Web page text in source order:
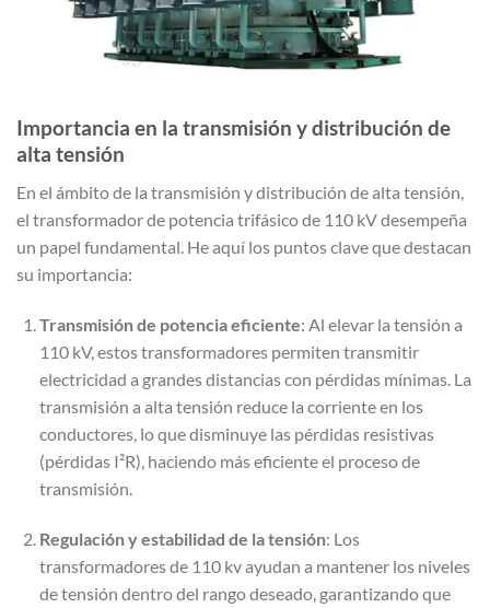
Importancia en la transmisión y distribución de
alta tensión
En el ámbito de la transmisión y distribución de alta tensión,
el transformador de potencia trifásico de 110 kV desempeña
un papel fundamental. He aquí los puntos clave que destacan
su importancia:
Transmisión de potencia eficiente: Al elevar la tensión a
110 kV, estos transformadores permiten transmitir
electricidad a grandes distancias con pérdidas mínimas. La
transmisión a alta tensión reduce la corriente en los
conductores, lo que disminuye las pérdidas resistivas
(pérdidas I²R), haciendo más eficiente el proceso de
transmisión.
Regulación y estabilidad de la tensión: Los
transformadores de 110 kv ayudan a mantener los niveles
de tensión dentro del rango deseado, garantizando que